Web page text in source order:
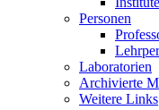
Personen
Laboratorien
Archivierte
Weitere Links